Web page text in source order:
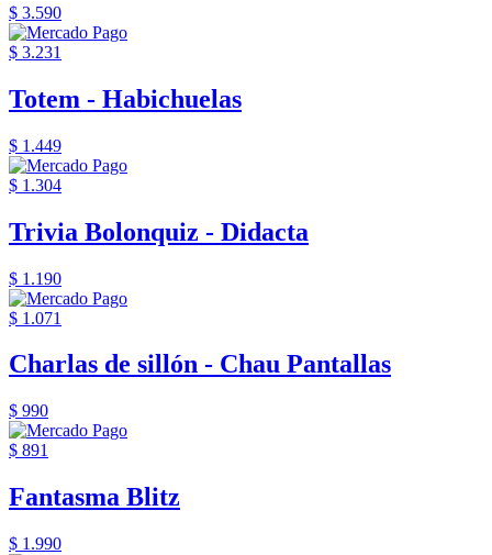
$ 3.590
$ 3.231
Totem - Habichuelas
$ 1.449
$ 1.304
Trivia Bolonquiz - Didacta
$ 1.190
$ 1.071
Charlas de sillón - Chau Pantallas
$ 990
$ 891
Fantasma Blitz
$ 1.990